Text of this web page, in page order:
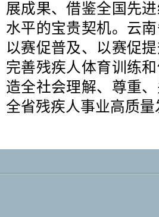
展成果、借鉴全国先
水平的宝贵契机。云
以赛促普及、以赛促
完善残疾人体育训练
造全社会理解、尊重
全省残疾人事业高质